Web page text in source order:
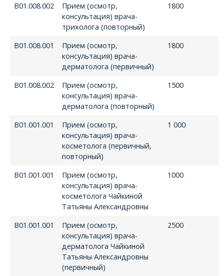
В01.008.002
Прием (осмотр,
консультация) врача-
трихолога (повторный)
1800
В01.008.001
Прием (осмотр,
консультация) врача-
дерматолога (первичный)
1800
В01.008.002
Прием (осмотр,
консультация) врача-
дерматолога (повторный)
1500
В01.001.001
Прием (осмотр,
консультация) врача-
косметолога (первичный,
повторный)
1 000
В01.001.001
Прием (осмотр,
консультация) врача-
косметолога Чайкиной
Татьяны Александровны
1000
В01.001.001
Прием (осмотр,
консультация) врача-
дерматолога Чайкиной
Татьяны Александровны
(первичный)
2500